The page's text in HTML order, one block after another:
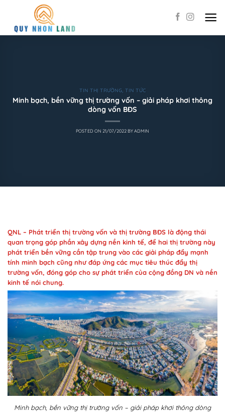
content
TIN THỊ TRƯỜNG, TIN TỨC
Minh bạch, bền vững thị trường vốn – giải pháp khơi thông
dòng vốn BĐS
POSTED ON 21/07/2022BYADMIN
QNL – Phát triển thị trường vốn và thị trường BĐS là động thái
quan trọng góp phần xây dựng nền kinh tế, để hai thị trường này
phát triển bền vững cần tập trung vào các giải pháp đẩy mạnh
tính minh bạch cũng như đáp ứng các mục tiêu thúc đẩy thị
trường vốn, đóng góp cho sự phát triển của cộng đồng DN và nền
kinh tế nói chung.
Minh bạch, bền vững thị trường vốn – giải pháp khơi thông dòng